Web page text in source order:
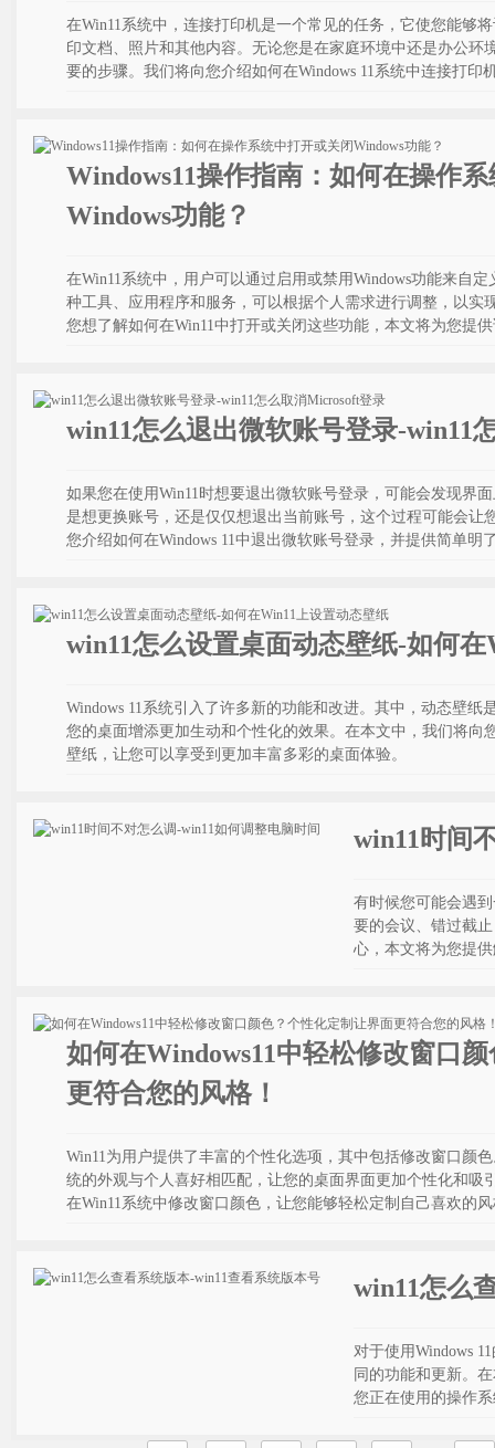
在Win11系统中，连接打印机是一个常见的任务，它使您能够
印文档、照片和其他内容。无论您是在家庭环境中还是办公环
要的步骤。我们将向您介绍如何在Windows 11系统中连接打印
Windows11操作指南：如何在操作
Windows功能？
在Win11系统中，用户可以通过启用或禁用Windows功能来自
种工具、应用程序和服务，可以根据个人需求进行调整，以实
您想了解如何在Win11中打开或关闭这些功能，本文将为您提
win11怎么退出微软账号登录-win11
如果您在使用Win11时想要退出微软账号登录，可能会发现界
是想更换账号，还是仅仅想退出当前账号，这个过程可能会让
您介绍如何在Windows 11中退出微软账号登录，并提供简单明
win11怎么设置桌面动态壁纸-如何
Windows 11系统引入了许多新的功能和改进。其中，动态壁纸
您的桌面增添更加生动和个性化的效果。在本文中，我们将向
壁纸，让您可以享受到更加丰富多彩的桌面体验。
win11时间
有时候您可能会遇
要的会议、错过截
心，本文将为您提
如何在Windows11中轻松修改窗口
更符合您的风格！
Win11为用户提供了丰富的个性化选项，其中包括修改窗口颜
统的外观与个人喜好相匹配，让您的桌面界面更加个性化和吸
在Win11系统中修改窗口颜色，让您能够轻松定制自己喜欢的
win11怎么
对于使用Windows
同的功能和更新。
您正在使用的操作